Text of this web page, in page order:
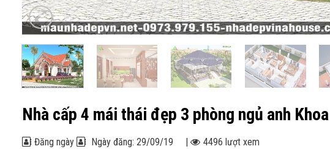
Nhà cấp 4 mái thái đẹp 3 phòng ngủ anh
Đăng ngày Ngày đăng: 29/09/19 |
4496 lượt xem